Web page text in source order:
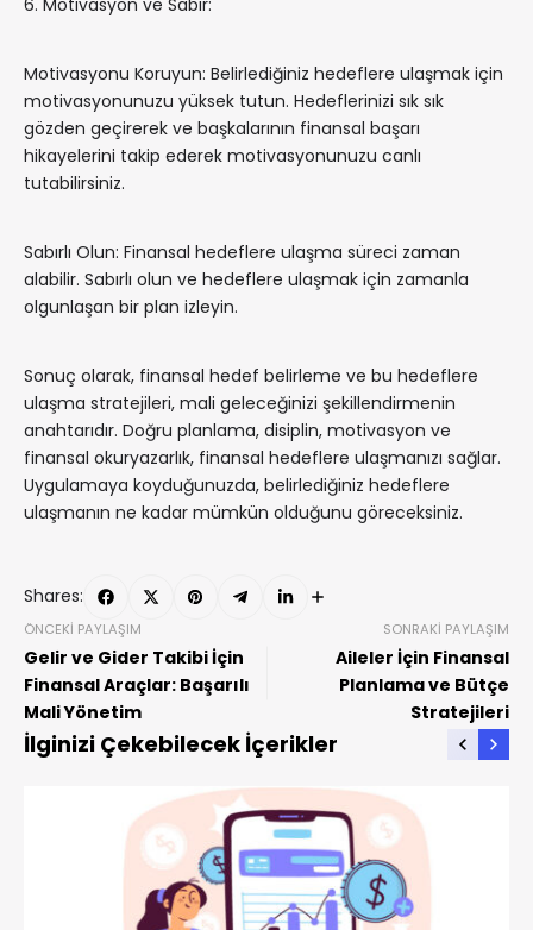
6. Motivasyon ve Sabır:
Motivasyonu Koruyun: Belirlediğiniz hedeflere ulaşmak için
motivasyonunuzu yüksek tutun. Hedeflerinizi sık sık
gözden geçirerek ve başkalarının finansal başarı
hikayelerini takip ederek motivasyonunuzu canlı
tutabilirsiniz.
Sabırlı Olun: Finansal hedeflere ulaşma süreci zaman
alabilir. Sabırlı olun ve hedeflere ulaşmak için zamanla
olgunlaşan bir plan izleyin.
Sonuç olarak, finansal hedef belirleme ve bu hedeflere
ulaşma stratejileri, mali geleceğinizi şekillendirmenin
anahtarıdır. Doğru planlama, disiplin, motivasyon ve
finansal okuryazarlık, finansal hedeflere ulaşmanızı sağlar.
Uygulamaya koyduğunuzda, belirlediğiniz hedeflere
ulaşmanın ne kadar mümkün olduğunu göreceksiniz.
Shares:
ÖNCEKI PAYLAŞIM
Gelir ve Gider Takibi İçin
Finansal Araçlar: Başarılı
Mali Yönetim
SONRAKI PAYLAŞIM
Aileler İçin Finansal
Planlama ve Bütçe
Stratejileri
İlginizi Çekebilecek İçerikler